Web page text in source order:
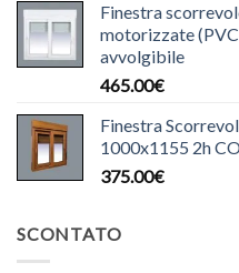
Finestra
motorizzate
avvolgibile
465.00€
Finestra
1000x1155 2h
375.00€
SCONTATO